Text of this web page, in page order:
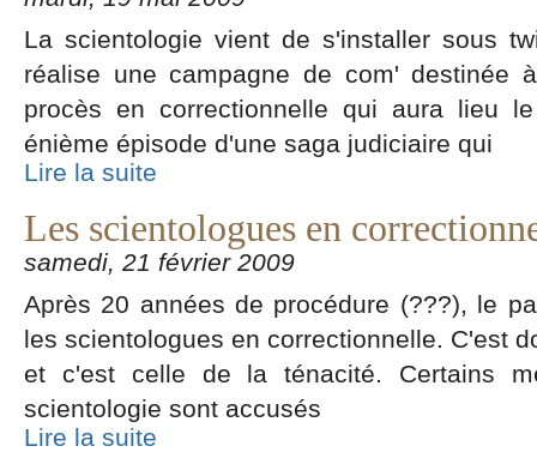
La scientologie vient de s'installer sous
réalise une campagne de com' destinée
procès en correctionnelle qui aura lieu
énième épisode d'une saga judiciaire qui
Lire la suite
Les scientologues en
samedi, 21 février 2009
Après 20 années de procédure (???), le
les scientologues en correctionnelle. C'est
et c'est celle de la ténacité. Certains
scientologie sont accusés
Lire la suite